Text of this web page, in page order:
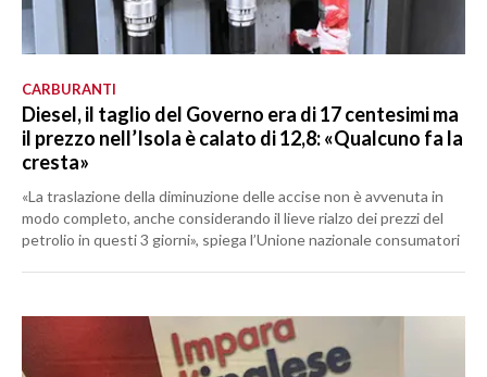
CARBURANTI
Diesel, il taglio del Governo era di 17 centesimi ma
il prezzo nell’Isola è calato di 12,8: «Qualcuno fa la
cresta»
«La traslazione della diminuzione delle accise non è avvenuta in
modo completo, anche considerando il lieve rialzo dei prezzi del
petrolio in questi 3 giorni», spiega l’Unione nazionale consumatori